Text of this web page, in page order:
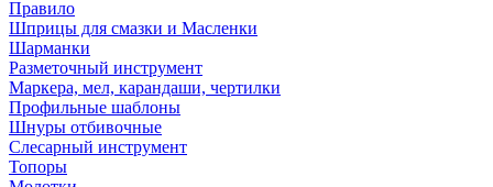
Правило
Шприцы для смазки и Масленки
Шарманки
Разметочный инструмент
Маркера, мел, карандаши, чертилки
Профильные шаблоны
Шнуры отбивочные
Слесарный инструмент
Топоры